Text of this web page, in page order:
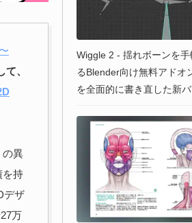
、
の異
を持
デザ
万
Wiggle 2 - 揺れボーンを
るBlender向け無料アドオ
を全面的に書き直した新バ
対応！